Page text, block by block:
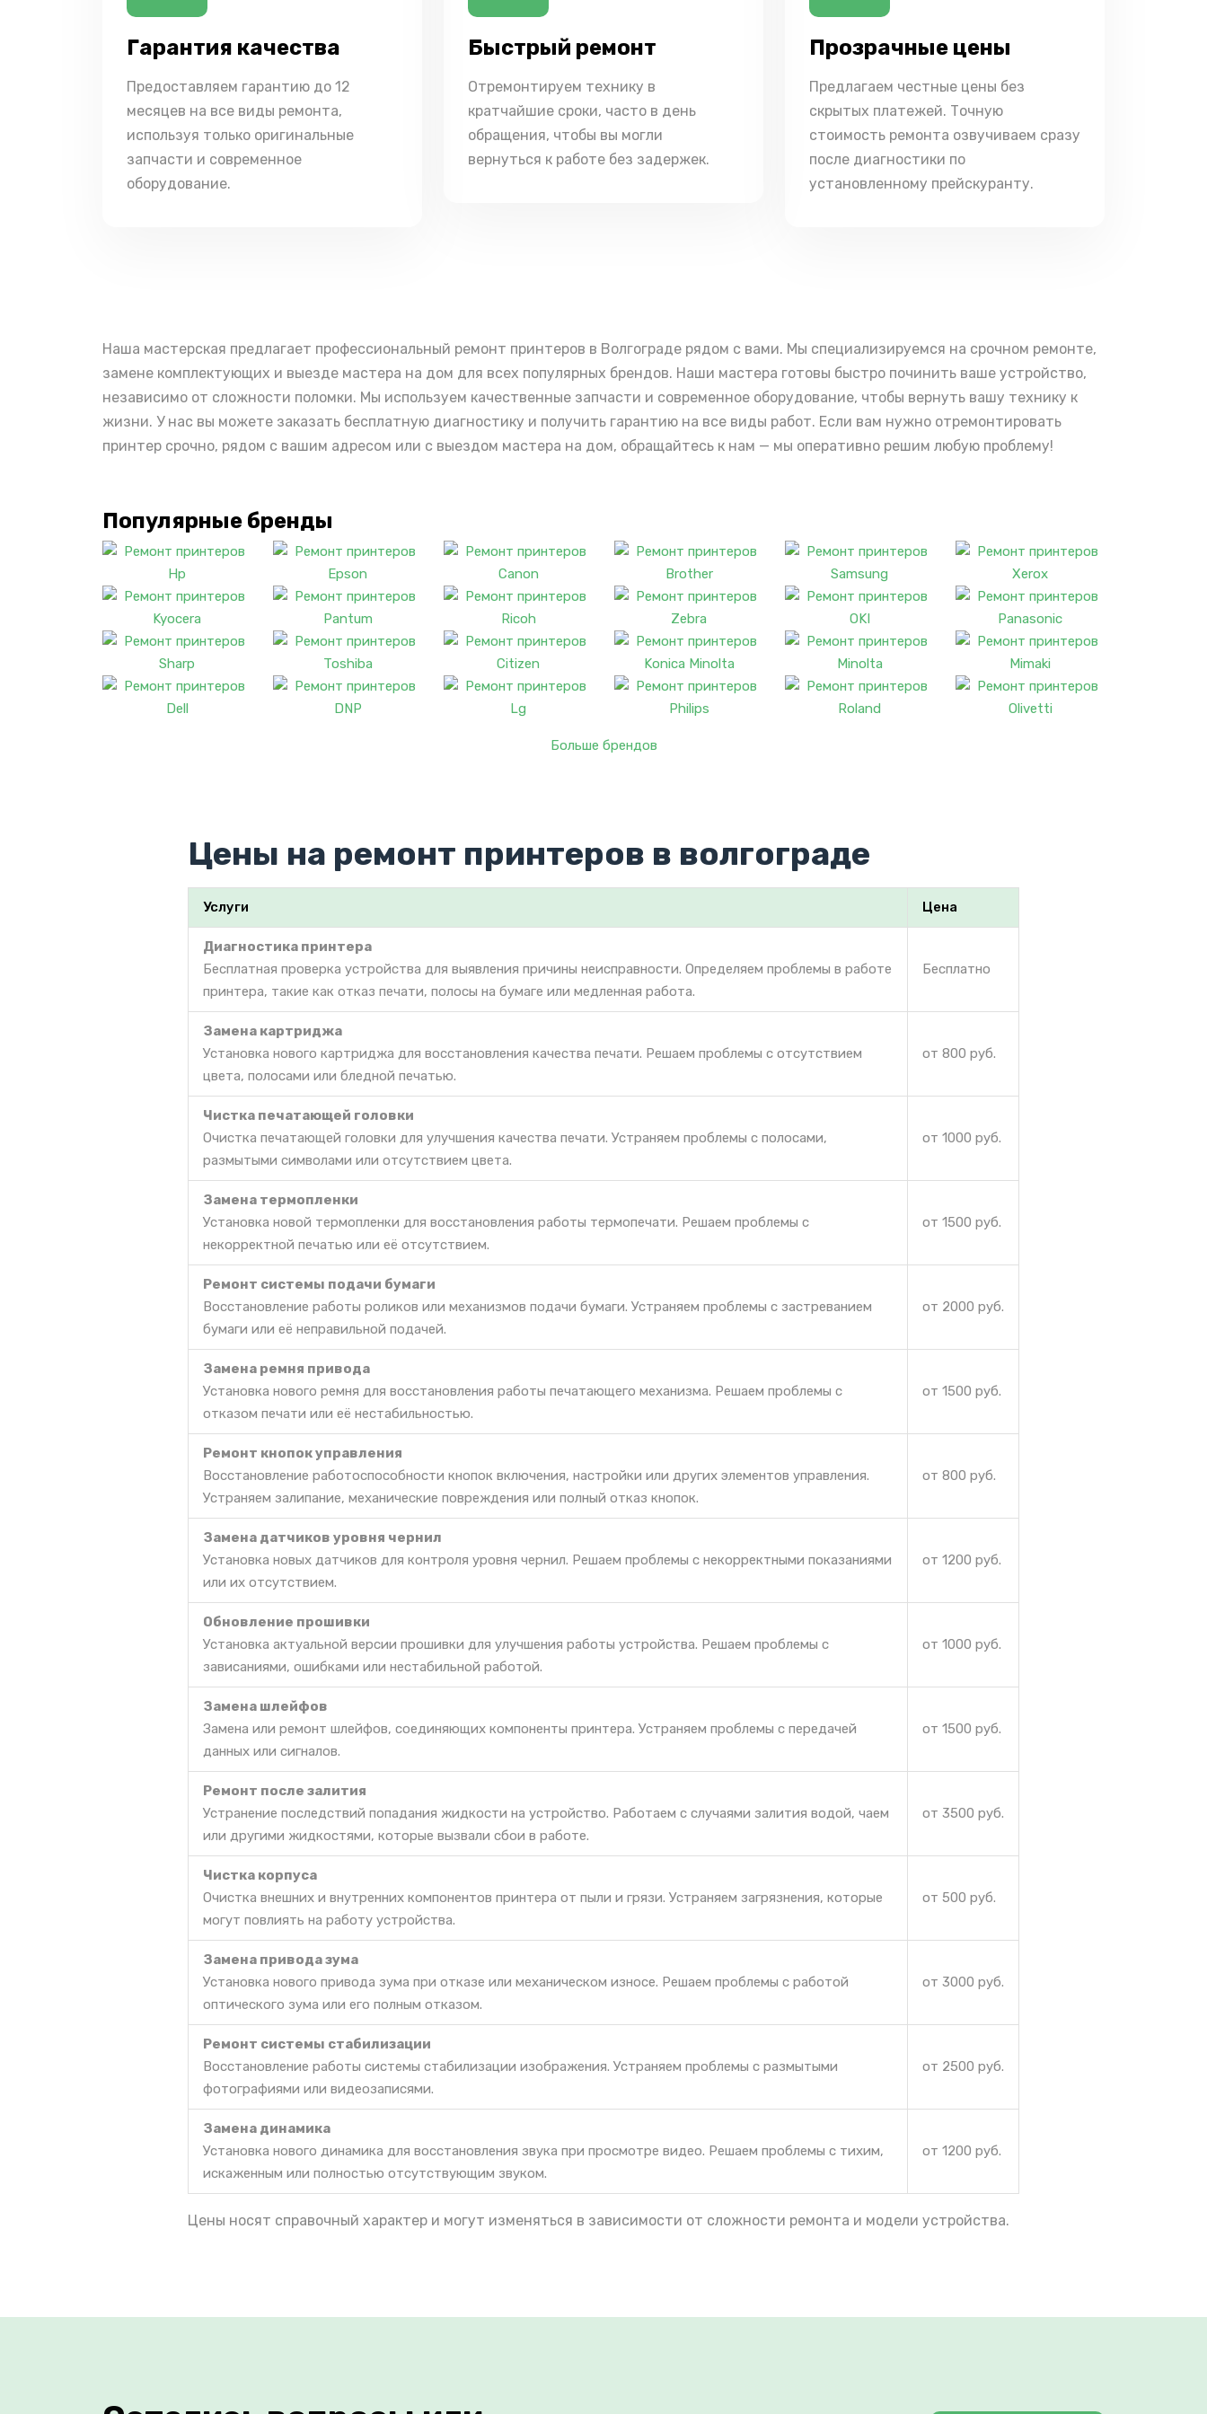
Гарантия качества
Предоставляем гарантию до 12
месяцев на все виды ремонта,
используя только оригинальные
запчасти и современное
оборудование.
Быстрый ремонт
Отремонтируем технику в
кратчайшие сроки, часто в день
обращения, чтобы вы могли
вернуться к работе без задержек.
Прозрачные цены
Предлагаем честные цены без
скрытых платежей. Точную
стоимость ремонта озвучиваем сразу
после диагностики по
установленному прейскуранту.
Наша мастерская предлагает профессиональный ремонт принтеров в Волгограде рядом с вами. Мы специализируемся на срочном ремонте,
замене комплектующих и выезде мастера на дом для всех популярных брендов. Наши мастера готовы быстро починить ваше устройство,
независимо от сложности поломки. Мы используем качественные запчасти и современное оборудование, чтобы вернуть вашу технику к
жизни. У нас вы можете заказать бесплатную диагностику и получить гарантию на все виды работ. Если вам нужно отремонтировать
принтер срочно, рядом с вашим адресом или с выездом мастера на дом, обращайтесь к нам — мы оперативно решим любую проблему!
Популярные бренды
Больше брендов
Цены на ремонт принтеров в волгограде
Услуги Цена
Диагностика принтера
Бесплатная проверка устройства для выявления причины неисправности. Определяем проблемы в работе
принтера, такие как отказ печати, полосы на бумаге или медленная работа.
Бесплатно
Замена картриджа
Установка нового картриджа для восстановления качества печати. Решаем проблемы с отсутствием
цвета, полосами или бледной печатью.
от 800 руб.
Чистка печатающей головки
Очистка печатающей головки для улучшения качества печати. Устраняем проблемы с полосами,
размытыми символами или отсутствием цвета.
от 1000 руб.
Замена термопленки
Установка новой термопленки для восстановления работы термопечати. Решаем проблемы с
некорректной печатью или её отсутствием.
от 1500 руб.
Ремонт системы подачи бумаги
Восстановление работы роликов или механизмов подачи бумаги. Устраняем проблемы с застреванием
бумаги или её неправильной подачей.
от 2000 руб.
Замена ремня привода
Установка нового ремня для восстановления работы печатающего механизма. Решаем проблемы с
отказом печати или её нестабильностью.
от 1500 руб.
Ремонт кнопок управления
Восстановление работоспособности кнопок включения, настройки или других элементов управления.
Устраняем залипание, механические повреждения или полный отказ кнопок.
от 800 руб.
Замена датчиков уровня чернил
Установка новых датчиков для контроля уровня чернил. Решаем проблемы с некорректными показаниями
или их отсутствием.
от 1200 руб.
Обновление прошивки
Установка актуальной версии прошивки для улучшения работы устройства. Решаем проблемы с
зависаниями, ошибками или нестабильной работой.
от 1000 руб.
Замена шлейфов
Замена или ремонт шлейфов, соединяющих компоненты принтера. Устраняем проблемы с передачей
данных или сигналов.
от 1500 руб.
Ремонт после залития
Устранение последствий попадания жидкости на устройство. Работаем с случаями залития водой, чаем
или другими жидкостями, которые вызвали сбои в работе.
от 3500 руб.
Чистка корпуса
Очистка внешних и внутренних компонентов принтера от пыли и грязи. Устраняем загрязнения, которые
могут повлиять на работу устройства.
от 500 руб.
Замена привода зума
Установка нового привода зума при отказе или механическом износе. Решаем проблемы с работой
оптического зума или его полным отказом.
от 3000 руб.
Ремонт системы стабилизации
Восстановление работы системы стабилизации изображения. Устраняем проблемы с размытыми
фотографиями или видеозаписями.
от 2500 руб.
Замена динамика
Установка нового динамика для восстановления звука при просмотре видео. Решаем проблемы с тихим,
искаженным или полностью отсутствующим звуком.
от 1200 руб.
Цены носят справочный характер и могут изменяться в зависимости от сложности ремонта и модели устройства.